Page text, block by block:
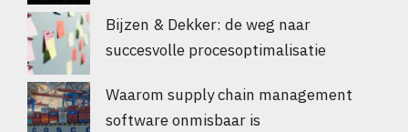
Bijzen & Dekker: de weg naar
succesvolle procesoptimalisatie
Waarom supply chain management
software onmisbaar is